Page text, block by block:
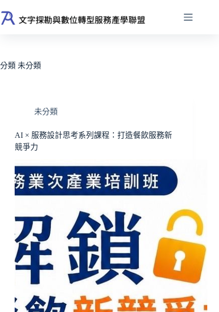
至
容
分類 未分類
未分類
AI × 服務設計思考系列課程：打造餐飲服務新
競爭力